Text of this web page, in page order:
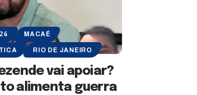
MACAÉ
RIO DE JANEIRO
vai apoiar?
alimenta guerra